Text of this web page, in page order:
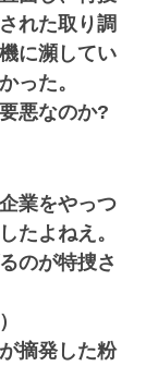
れた取り調
に瀕してい
った。
悪なのか?
業をやっつ
たよねえ。
のが特捜さ
摘発した粉